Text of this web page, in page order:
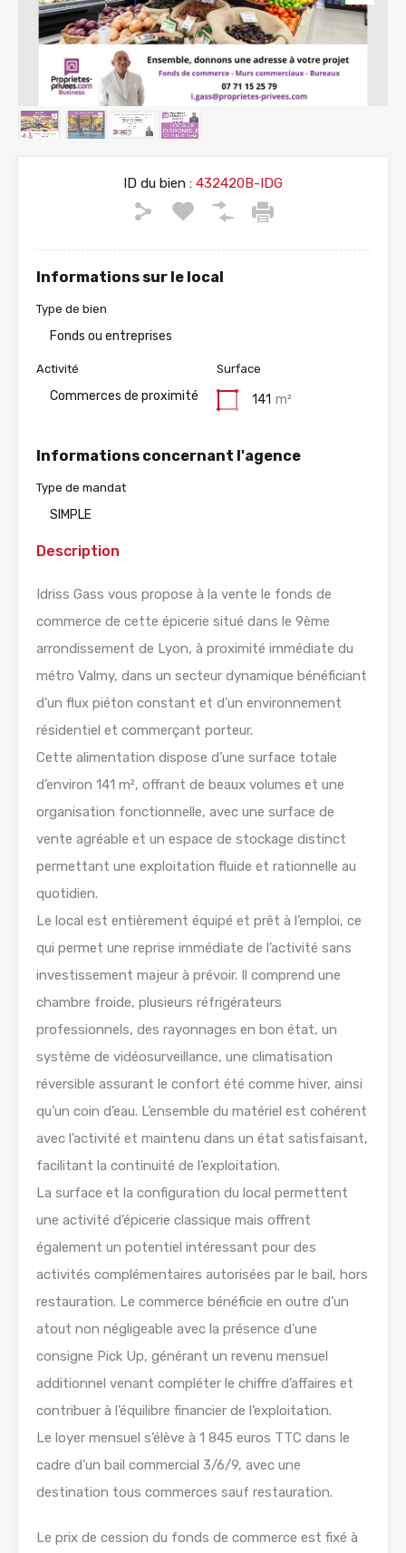
ID du bien : 432420B-IDG
Informations sur le local
Type de bien
Fonds ou entreprises
Activité
Commerces de proximité
Surface
141 m²
Informations concernant l'agence
Type de mandat
SIMPLE
Description
Idriss Gass vous propose à la vente le fonds de
commerce de cette épicerie situé dans le 9ème
arrondissement de Lyon, à proximité immédiate du
métro Valmy, dans un secteur dynamique bénéficiant
d’un flux piéton constant et d’un environnement
résidentiel et commerçant porteur.
Cette alimentation dispose d’une surface totale
d’environ 141 m², offrant de beaux volumes et une
organisation fonctionnelle, avec une surface de
vente agréable et un espace de stockage distinct
permettant une exploitation fluide et rationnelle au
quotidien.
Le local est entièrement équipé et prêt à l’emploi, ce
qui permet une reprise immédiate de l’activité sans
investissement majeur à prévoir. Il comprend une
chambre froide, plusieurs réfrigérateurs
professionnels, des rayonnages en bon état, un
système de vidéosurveillance, une climatisation
réversible assurant le confort été comme hiver, ainsi
qu’un coin d’eau. L’ensemble du matériel est cohérent
avec l’activité et maintenu dans un état satisfaisant,
facilitant la continuité de l’exploitation.
La surface et la configuration du local permettent
une activité d’épicerie classique mais offrent
également un potentiel intéressant pour des
activités complémentaires autorisées par le bail, hors
restauration. Le commerce bénéficie en outre d’un
atout non négligeable avec la présence d’une
consigne Pick Up, générant un revenu mensuel
additionnel venant compléter le chiffre d’affaires et
contribuer à l’équilibre financier de l’exploitation.
Le loyer mensuel s’élève à 1 845 euros TTC dans le
cadre d’un bail commercial 3/6/9, avec une
destination tous commerces sauf restauration.
Le prix de cession du fonds de commerce est fixé à